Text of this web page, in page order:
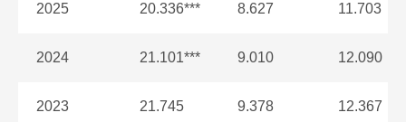
2025 20.336*** 8.627 11.703
2024 21.101*** 9.010 12.090
2023 21.745 9.378 12.367